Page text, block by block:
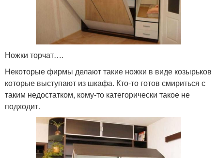
Ножки торчат….
Некоторые фирмы делают такие ножки в виде козырьков
которые выступают из шкафа. Кто-то готов смириться с
таким недостатком, кому-то категорически такое не
подходит.